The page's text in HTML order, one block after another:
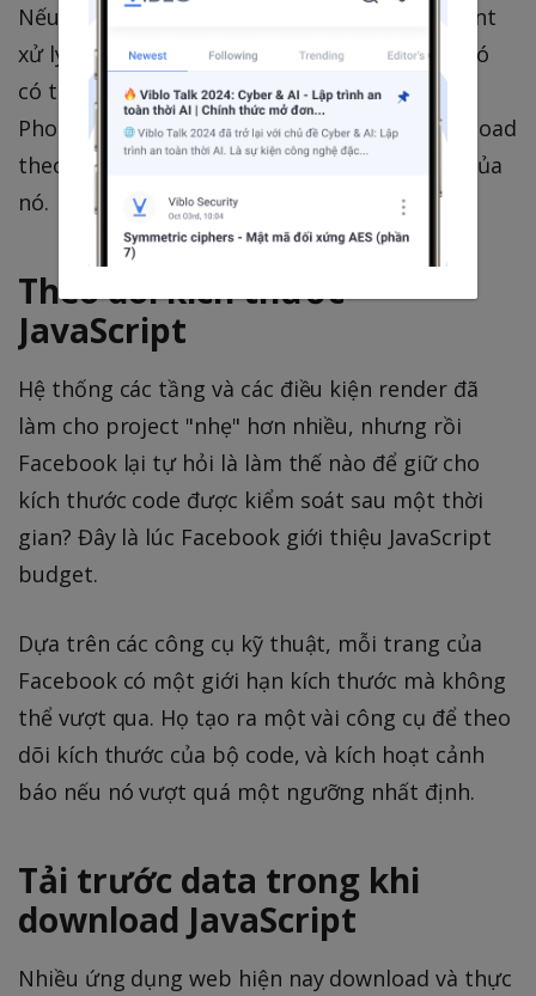
Nếu bài post có ảnh, nó sẽ include component
xử lý ảnh. Điểm mạnh của chức năng này là nó
có thể dùng ở bất kì node nào cần thiết. Nếu
PhotoComponent vẫn còn nặng, nó sẽ được load
theo từng fragment, phụ thuộc vào dữ liệu của
nó.
Theo dõi kích thước
JavaScript
Hệ thống các tầng và các điều kiện render đã
làm cho project "nhẹ" hơn nhiều, nhưng rồi
Facebook lại tự hỏi là làm thế nào để giữ cho
kích thước code được kiểm soát sau một thời
gian? Đây là lúc Facebook giới thiệu JavaScript
budget.
Dựa trên các công cụ kỹ thuật, mỗi trang của
Facebook có một giới hạn kích thước mà không
thể vượt qua. Họ tạo ra một vài công cụ để theo
dõi kích thước của bộ code, và kích hoạt cảnh
báo nếu nó vượt quá một ngưỡng nhất định.
Tải trước data trong khi
download JavaScript
Nhiều ứng dụng web hiện nay download và thực